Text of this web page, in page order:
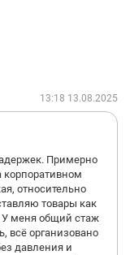
13:18 13.08.2025
Примерно
корпоративном
относительно
товары как
У меня общий стаж
всё организовано
давления и